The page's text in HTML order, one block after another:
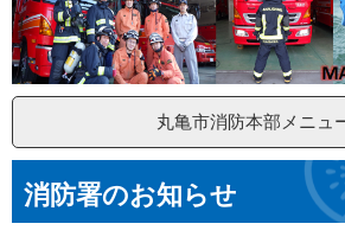
丸亀市消防本部メニュ
文消防署のお知らせ